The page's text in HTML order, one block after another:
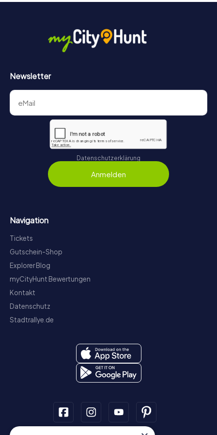
Newsletter
Datenschutzerklärung
Anmelden
Navigation
Tickets
Gutschein-Shop
Explorer Blog
myCityHunt Bewertungen
Kontakt
Datenschutz
Stadtrallye.de